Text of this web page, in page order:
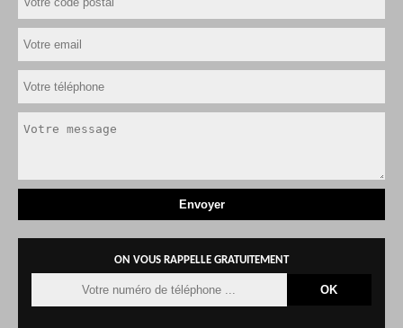
ON VOUS RAPPELLE GRATUITEMENT